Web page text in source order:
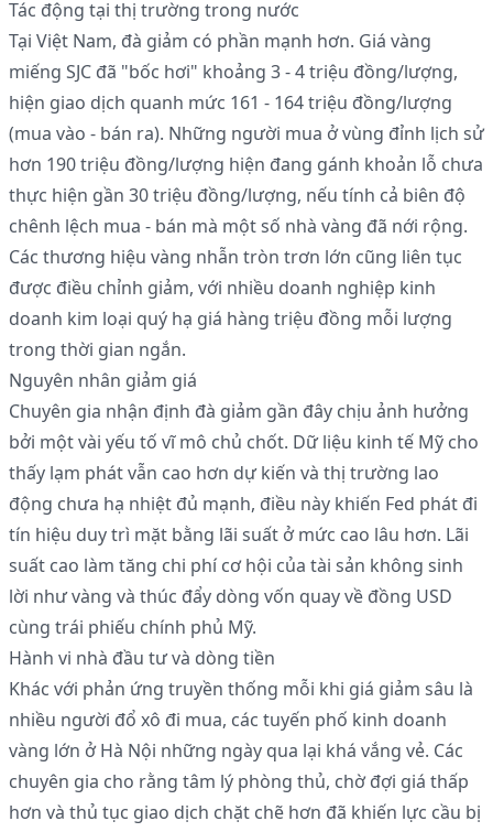
Tác động tại thị trường trong nước
Tại Việt Nam, đà giảm có phần mạnh hơn. Giá vàng
miếng SJC đã "bốc hơi" khoảng 3 - 4 triệu đồng/lượng,
hiện giao dịch quanh mức 161 - 164 triệu đồng/lượng
(mua vào - bán ra). Những người mua ở vùng đỉnh lịch sử
hơn 190 triệu đồng/lượng hiện đang gánh khoản lỗ chưa
thực hiện gần 30 triệu đồng/lượng, nếu tính cả biên độ
chênh lệch mua - bán mà một số nhà vàng đã nới rộng.
Các thương hiệu vàng nhẫn tròn trơn lớn cũng liên tục
được điều chỉnh giảm, với nhiều doanh nghiệp kinh
doanh kim loại quý hạ giá hàng triệu đồng mỗi lượng
trong thời gian ngắn.
Nguyên nhân giảm giá
Chuyên gia nhận định đà giảm gần đây chịu ảnh hưởng
bởi một vài yếu tố vĩ mô chủ chốt. Dữ liệu kinh tế Mỹ cho
thấy lạm phát vẫn cao hơn dự kiến và thị trường lao
động chưa hạ nhiệt đủ mạnh, điều này khiến Fed phát đi
tín hiệu duy trì mặt bằng lãi suất ở mức cao lâu hơn. Lãi
suất cao làm tăng chi phí cơ hội của tài sản không sinh
lời như vàng và thúc đẩy dòng vốn quay về đồng USD
cùng trái phiếu chính phủ Mỹ.
Hành vi nhà đầu tư và dòng tiền
Khác với phản ứng truyền thống mỗi khi giá giảm sâu là
nhiều người đổ xô đi mua, các tuyến phố kinh doanh
vàng lớn ở Hà Nội những ngày qua lại khá vắng vẻ. Các
chuyên gia cho rằng tâm lý phòng thủ, chờ đợi giá thấp
hơn và thủ tục giao dịch chặt chẽ hơn đã khiến lực cầu bị